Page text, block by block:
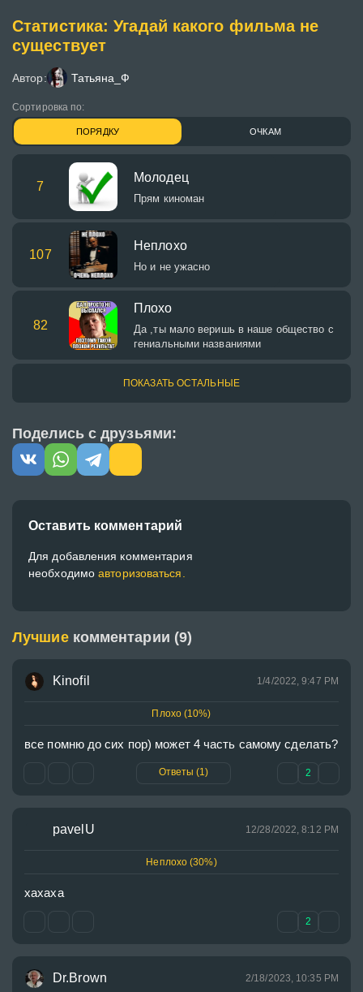
Статистика: Угадай какого фильма не
существует
Автор: Татьяна_Ф
Сортировка по:
ПОРЯДКУ ОЧКАМ
7
Молодец
Прям киноман
107
Неплохо
Но и не ужасно
82
Плохо
Да ,ты мало веришь в наше общество с
гениальными названиями
ПОКАЗАТЬ ОСТАЛЬНЫЕ
Поделись с друзьями:
Оставить комментарий
Для добавления комментария
необходимоавторизоваться.
Лучшие комментарии (9)
Kinofil 1/4/2022, 9:47 PM
Плохо (10%)
все помню до сих пор) может 4 часть самому сделать?
Ответы (1) 2
pavelU 12/28/2022, 8:12 PM
Неплохо (30%)
хахаха
2
Dr.Brown 2/18/2023, 10:35 PM